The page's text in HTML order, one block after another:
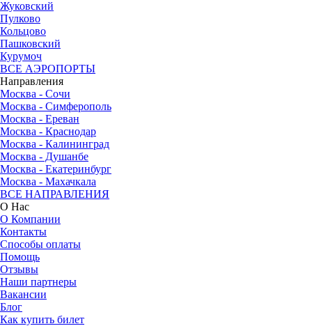
Жуковский
Пулково
Кольцово
Пашковский
Курумоч
ВСЕ АЭРОПОРТЫ
Направления
Москва - Сочи
Москва - Симферополь
Москва - Ереван
Москва - Краснодар
Москва - Калининград
Москва - Душанбе
Москва - Екатеринбург
Москва - Махачкала
ВСЕ НАПРАВЛЕНИЯ
О Нас
О Компании
Контакты
Способы оплаты
Помощь
Отзывы
Наши партнеры
Вакансии
Блог
Как купить билет